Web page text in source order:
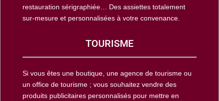
restauration sérigraphiée… Des assiettes totalement
sur-mesure et personnalisées à votre convenance.
TOURISME
Si vous êtes une boutique, une agence de tourisme ou
un office de tourisme ; vous souhaitez vendre des
produits publicitaires personnalisés pour mettre en